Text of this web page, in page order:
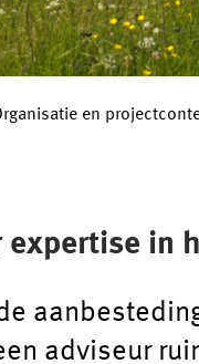
en
expertise in
adviseur